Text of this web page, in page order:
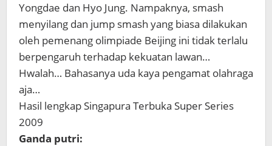
Yongdae dan Hyo Jung. Nampaknya, smash
menyilang dan jump smash yang biasa dilakukan
oleh pemenang olimpiade Beijing ini tidak terlalu
berpengaruh terhadap kekuatan lawan…
Hwalah… Bahasanya uda kaya pengamat olahraga
aja…
Hasil lengkap Singapura Terbuka Super Series
2009
Ganda putri: